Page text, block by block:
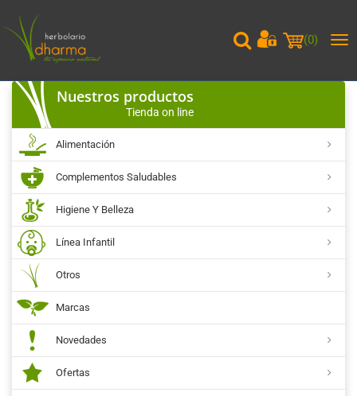
(0)
Nuestros productos
Tienda on line
Alimentación
Complementos Saludables
Higiene Y Belleza
Línea Infantil
Otros
Marcas
Novedades
Ofertas